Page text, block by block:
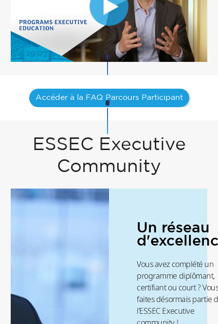
Accéder à la FAQ Parcours Participant
ESSEC Executive
Community
Un réseau
Vous avez complété un
programme diplômant,
certifiant ou court ?
faites désormais partie
l’ESSEC Executive